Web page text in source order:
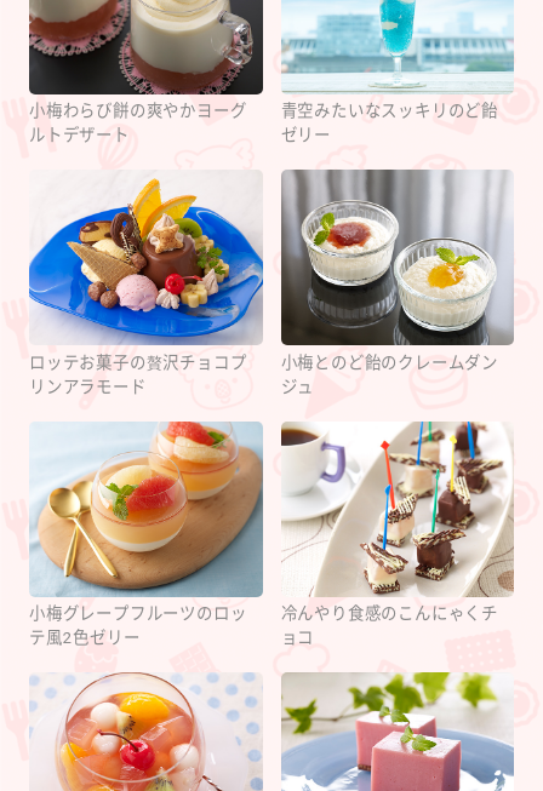
小梅わらび餅の爽やかヨーグ
ルトデザート
青空みたいなスッキリのど飴
ゼリー
ロッテお菓子の贅沢チョコプ
リンアラモード
小梅とのど飴のクレームダン
ジュ
小梅グレープフルーツのロッ
テ風2色ゼリー
冷んやり食感のこんにゃくチ
ョコ